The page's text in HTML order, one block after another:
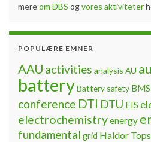
mereom DBS ogvores aktiviteter
POPULÆRE EMNER
AAU activities analysis AU
batteryBattery safety BMS
conference DTI DTU EIS
electrochemistryenergy
fundamental grid Haldor